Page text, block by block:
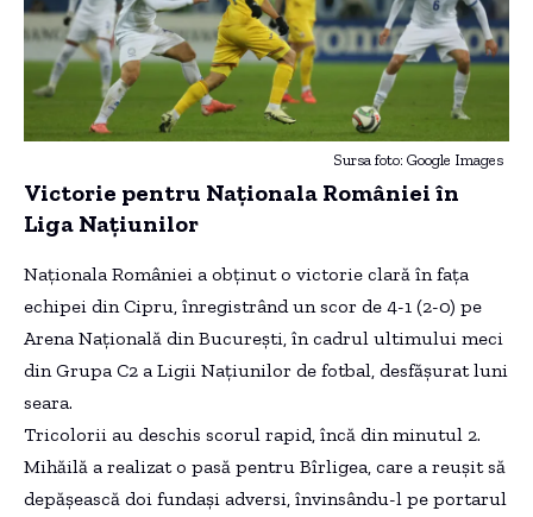
Sursa foto: Google Images
Victorie pentru Naționala României în
Liga Națiunilor
Naționala României a obținut o victorie clară în fața
echipei din Cipru, înregistrând un scor de 4-1 (2-0) pe
Arena Națională din București, în cadrul ultimului meci
din Grupa C2 a Ligii Națiunilor de fotbal, desfășurat luni
seara.
Tricolorii au deschis scorul rapid, încă din minutul 2.
Mihăilă a realizat o pasă pentru Bîrligea, care a reușit să
depășească doi fundași adversi, învinsându-l pe portarul